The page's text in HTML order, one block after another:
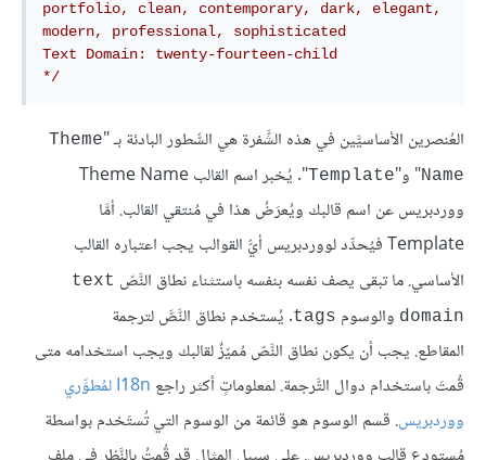
portfolio, clean, contemporary, dark, elegant,
modern, professional, sophisticated
Text Domain: twenty-fourteen-child
*/
العُنصرين الأساسيَّين في هذه الشَّفرة هي السُّطور البادئة بـ "Theme
Name" و"Template
". يُخبر اسم القالب Theme Name
ووردبريس عن اسم قالبك ويُعرَضُ هذا في مُنتقي القالب. أمَّا
Template فيُحدِّد لووردبريس أيُّ القوالب يجب اعتباره القالب
الأساسي. ما تبقى يصف نفسه بنفسه باستثناء نطاق النَّصّ text
domain والوسوم tags. يُستخدم نطاق النَّصَّ لترجمة
المقاطع. يجب أن يكون نطاق النَّصّ مُميّزٌ لقالبك ويجب استخدامه متى
قُمتَ باستخدام دوال التَّرجمة. لمعلوماتٍ أكثر راجع
I18n لمُطوِّري
ووردبريس. قسم الوسوم هو قائمة من الوسوم التي تُستَخدم بواسطة